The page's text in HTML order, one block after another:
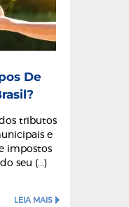
De
tributos
e
impostos
seu (...)
LEIA MAIS